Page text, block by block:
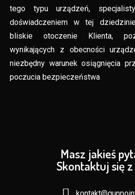
tego typu urządzeń,
doświadczeniem w tej
bliskie otoczenie Klienta,
wynikających z obecności
niezbędny warunek osiągnięcia
poczucia bezpieczeństwa
Masz jakieś
Skontaktuj się